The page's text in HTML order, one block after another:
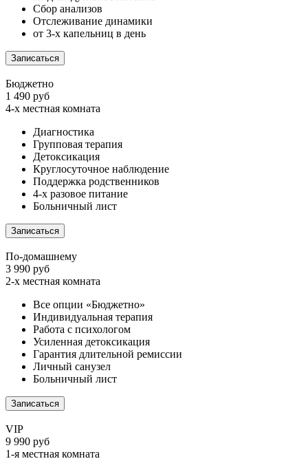
Сбор анализов
Отслеживание динамики
от 3-х капельниц в день
Записаться
Бюджетно
1 490 руб
4-х местная комната
Диагностика
Групповая терапия
Детоксикация
Круглосуточное наблюдение
Поддержка родственников
4-х разовое питание
Больничный лист
Записаться
По-домашнему
3 990 руб
2-х местная комната
Все опции «Бюджетно»
Индивидуальная терапия
Работа с психологом
Усиленная детоксикация
Гарантия длительной ремиссии
Личный санузел
Больничный лист
Записаться
VIP
9 990 руб
1-я местная комната